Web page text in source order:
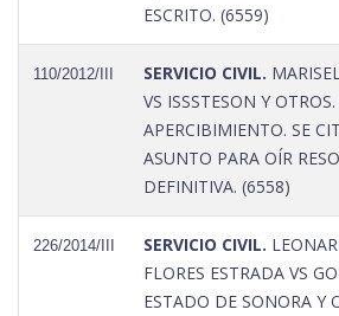
ESCRITO. (6559)
110/2012/III SERVICIO CIVIL.
VS ISSSTESON Y
APERCIBIMIENTO. SE
ASUNTO PARA OÍR
DEFINITIVA. (6558)
226/2014/III SERVICIO CIVIL.
FLORES ESTRADA VS
ESTADO DE SONORA Y